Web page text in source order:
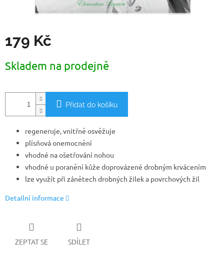
179 Kč
cena:
Skladem na prodejně
Přidat do košíku
regeneruje, vnitřně osvěžuje
plísňová onemocnění
vhodné na ošetřování nohou
vhodné u poranění kůže doprovázené drobným krvácením
lze využít při zánětech drobných žilek a povrchových žil
Detailní informace
ZEPTAT SE SDÍLET